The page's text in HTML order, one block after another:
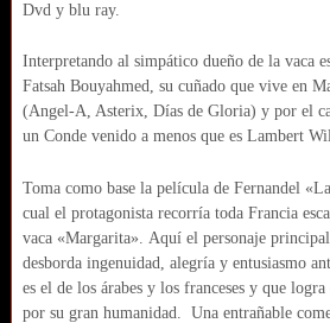
Dvd y blu ray.
Interpretando al simpático dueño de la vaca
Fatsah Bouyahmed, su cuñado que vive en
(Angel-A, Asterix, Días de Gloria) y por el
un Conde venido a menos que es Lambert
Toma como base la película de Fernandel
cual el protagonista recorría toda Francia
vaca «Margarita». Aquí el personaje
desborda ingenuidad, alegría y entusiasmo
es el de los árabes y los franceses y que
por su gran humanidad. Una entrañable